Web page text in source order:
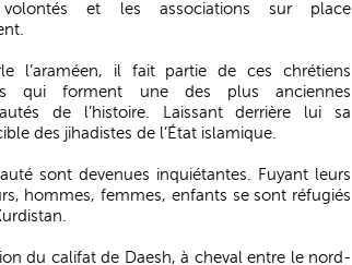
volontés et les associations sur place
l’araméen, il fait partie de ces chrétiens
qui forment une des plus anciennes
de l’histoire. Laissant derrière lui sa
des jihadistes de l’État islamique.
sont devenues inquiétantes. Fuyant leurs
hommes, femmes, enfants se sont réfugiés
du califat de Daesh, à cheval entre le nord-